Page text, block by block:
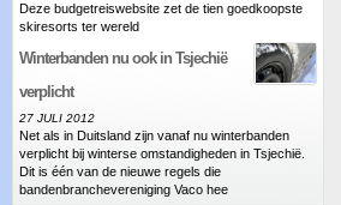
Deze budgetreiswebsite zet de tien goedkoopste
skiresorts ter wereld
Winterbanden nu ook in Tsjechië
verplicht
27 JULI 2012
Net als in Duitsland zijn vanaf nu winterbanden
verplicht bij winterse omstandigheden in Tsjechië.
Dit is één van de nieuwe regels die
bandenbranchevereniging Vaco hee